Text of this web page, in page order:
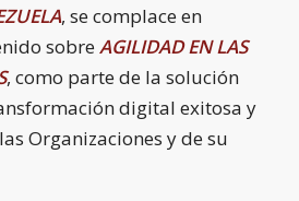
, se complace en
sobreAGILIDAD EN LAS
, como parte de la solución
digital exitosa y
Organizaciones y de su